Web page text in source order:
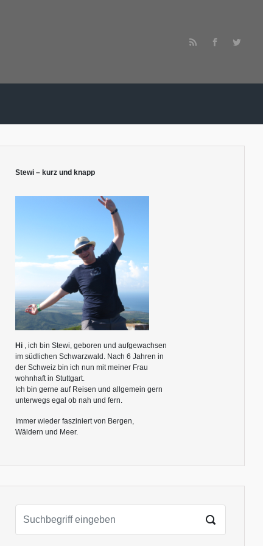
Stewi – kurz und knapp
Hi , ich bin Stewi, geboren und aufgewachsen
im südlichen Schwarzwald. Nach 6 Jahren in
der Schweiz bin ich nun mit meiner Frau
wohnhaft in Stuttgart.
Ich bin gerne auf Reisen und allgemein gern
unterwegs egal ob nah und fern.
Immer wieder fasziniert von Bergen,
Wäldern und Meer.